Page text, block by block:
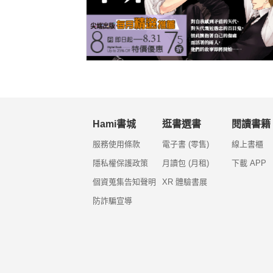
Hami書城
服務使用條款
隱私權保護政策
個資蒐集告知聲明
防詐騙宣導
逛書選書
電子書 (零售)
月讀包 (月租)
XR 體驗書展
閱讀書籍
線上書櫃
下載 APP